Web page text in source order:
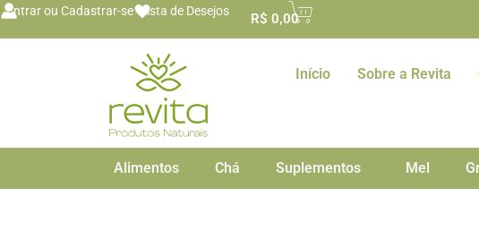
conteúdo
Entrar ou Cadastrar-se Lista de Desejos R$ 0,00
Início Sobre a Revita
Alimentos Chá Suplementos Mel